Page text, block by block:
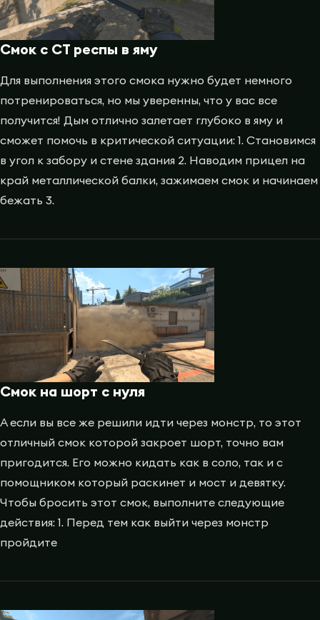
Смок с CT респы в яму
Для выполнения этого смока нужно будет немного
потренироваться, но мы уверенны, что у вас все
получится! Дым отлично залетает глубоко в яму и
сможет помочь в критической ситуации: 1. Становимся
в угол к забору и стене здания 2. Наводим прицел на
край металлической балки, зажимаем смок и начинаем
бежать 3.
Смок на шорт с нуля
А если вы все же решили идти через монстр, то этот
отличный смок которой закроет шорт, точно вам
пригодится. Его можно кидать как в соло, так и с
помощником который раскинет и мост и девятку.
Чтобы бросить этот смок, выполните следующие
действия: 1. Перед тем как выйти через монстр
пройдите